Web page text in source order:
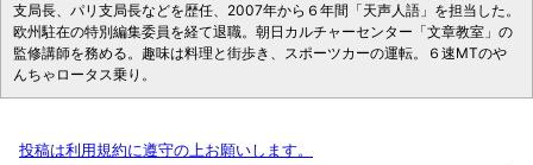
支局長、パリ支局長などを歴任、2007年から６年間「天声人語」を担当した。
欧州駐在の特別編集委員を経て退職。朝日カルチャーセンター「文章教室」の
監修講師を務める。趣味は料理と街歩き、スポーツカーの運転。６速MTのや
んちゃロータス乗り。